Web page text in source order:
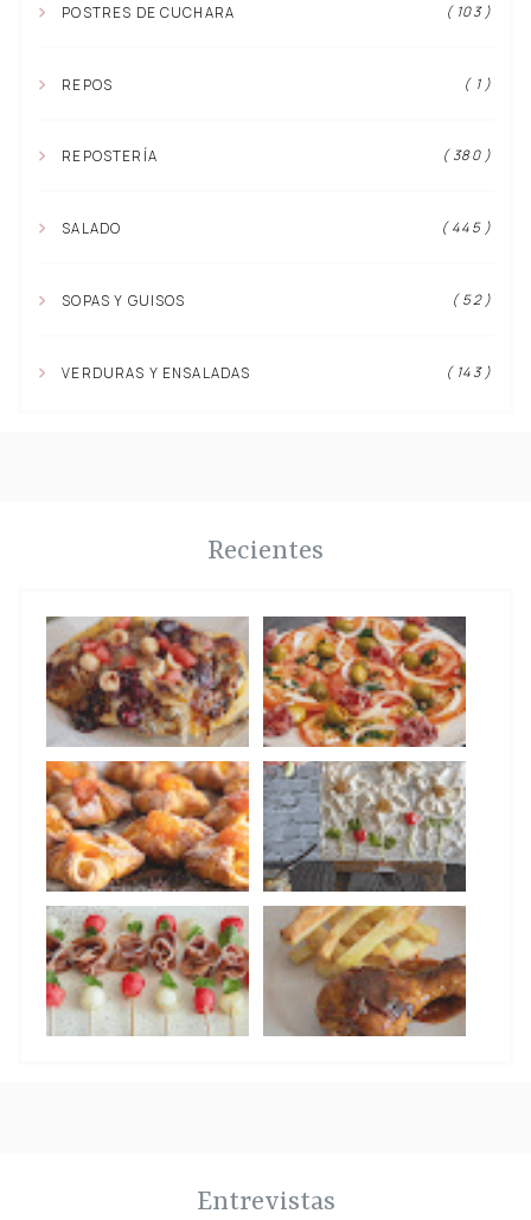
POSTRES DE CUCHARA ( 103 )
REPOS ( 1 )
REPOSTERÍA ( 380 )
SALADO ( 445 )
SOPAS Y GUISOS ( 52 )
VERDURAS Y ENSALADAS ( 143 )
Recientes
Entrevistas